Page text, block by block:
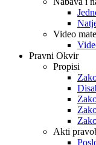
Video
Pravni Okvir
Propisi
Akti